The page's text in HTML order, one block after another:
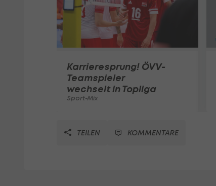
Karrieresprung! ÖVV-
Teamspieler
wechselt in Topliga
Sport-Mix
TEILEN KOMMENTARE